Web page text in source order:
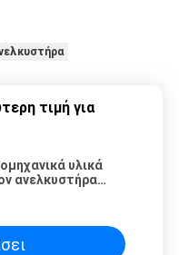
τιμή για
υλικά
ανελκυστήρα